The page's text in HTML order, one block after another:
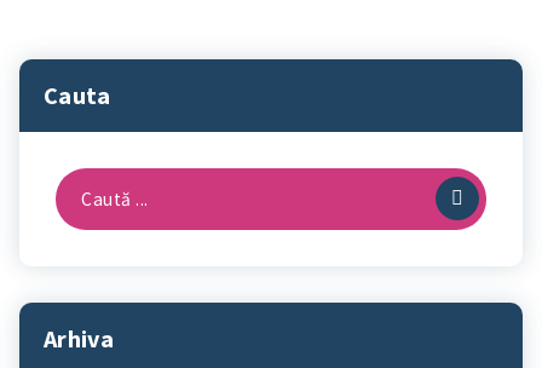
Cauta
Caută
după:
Arhiva